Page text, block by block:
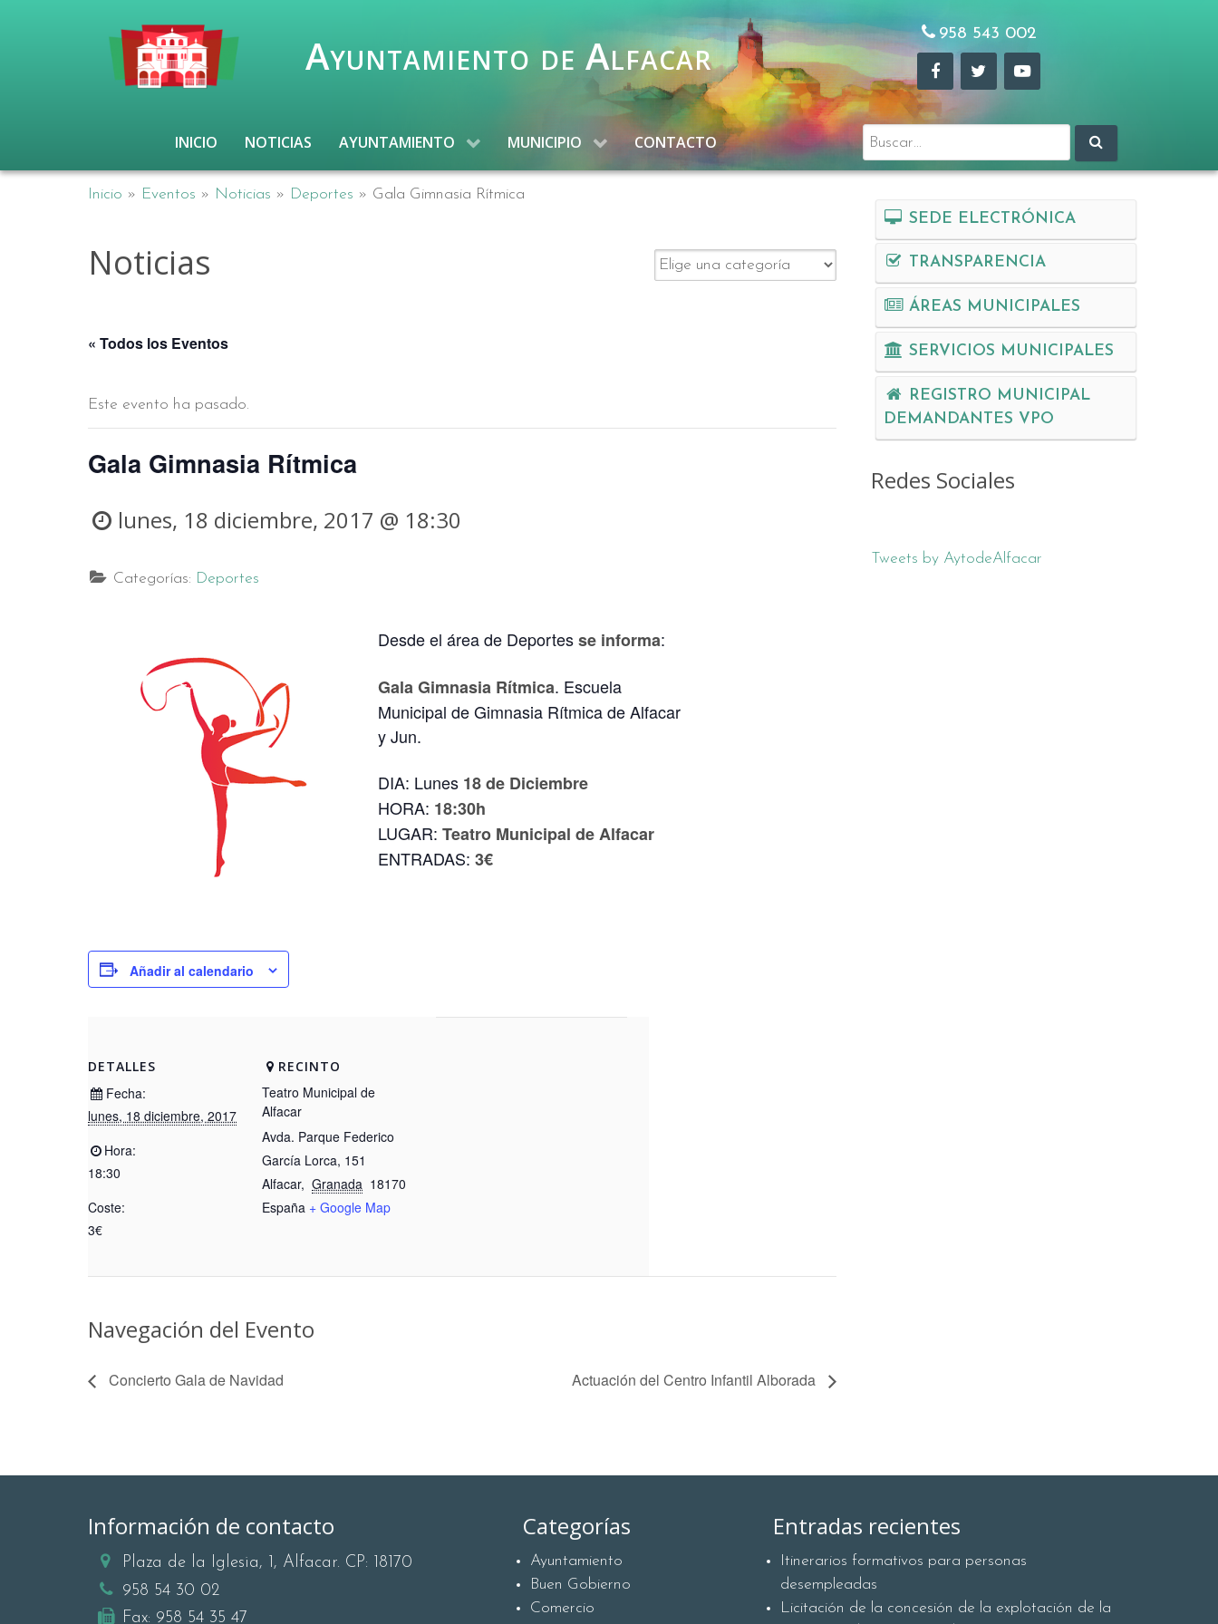
Ayuntamiento de Alfacar 958 543 002
INICIO NOTICIAS AYUNTAMIENTO MUNICIPIO CONTACTO Buscar:
Inicio » Eventos » Noticias » Deportes » Gala Gimnasia Rítmica
Noticias
« Todos los Eventos
Este evento ha pasado.
Gala Gimnasia Rítmica
lunes, 18 diciembre, 2017 @ 18:30
Categorías: Deportes
Desde el área de Deportesse informa:
Gala Gimnasia Rítmica. Escuela
Municipal de Gimnasia Rítmica de Alfacar
y Jun.
DIA: Lunes 18 de Diciembre
HORA: 18:30h
LUGAR: Teatro Municipal de Alfacar
ENTRADAS: 3€
Añadir al calendario
DETALLES
Fecha:
lunes, 18 diciembre, 2017
Hora:
18:30
Coste:
3€
RECINTO
Teatro Municipal de
Alfacar
Avda. Parque Federico
García Lorca, 151
Alfacar, Granada 18170
España + Google Map
Navegación del Evento
Concierto Gala de Navidad Actuación del Centro Infantil Alborada
SEDE ELECTRÓNICA
TRANSPARENCIA
ÁREAS MUNICIPALES
SERVICIOS MUNICIPALES
REGISTRO MUNICIPAL
DEMANDANTES VPO
Redes Sociales
Tweets by AytodeAlfacar
Información de contacto
Plaza de la Iglesia, 1, Alfacar. CP: 18170
958 54 30 02
Fax: 958 54 35 47
Categorías
Ayuntamiento
Buen Gobierno
Comercio
Entradas recientes
Itinerarios formativos para personas
desempleadas
Licitación de la concesión de la explotación de la